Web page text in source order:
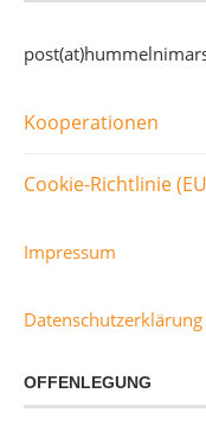
Kooperationen
Cookie-Richtlinie
Impressum
Datenschutzerklärung
OFFENLEGUNG